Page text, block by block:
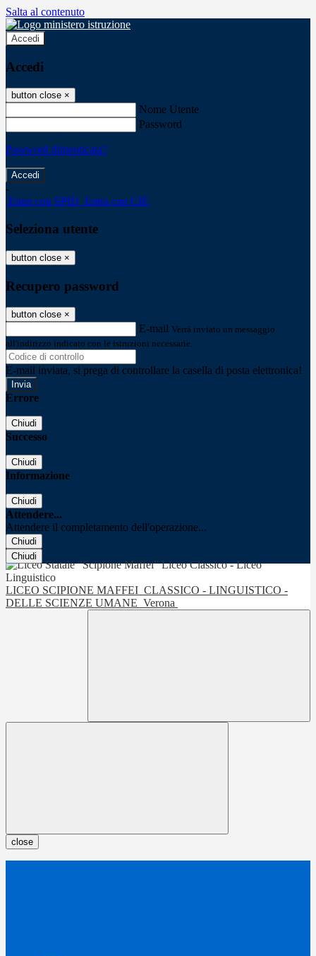
Salta al contenuto
Accedi
Accedi
button close ×
Nome Utente
Password
Password dimenticata?
-
Entra con SPID Entra con CIE
Seleziona utente
button close ×
Recupero password
button close ×
E-mail Verrà inviato un messaggio
all'indirizzo indicato con le istruzioni necessarie.
E-mail inviata, si prega di controllare la casella di posta elettronica!
Errore
Chiudi
Successo
Chiudi
Informazione
Chiudi
Attendere...
Attendere il completamento dell'operazione...
Chiudi
Chiudi
LICEO SCIPIONE MAFFEI CLASSICO - LINGUISTICO -
DELLE SCIENZE UMANE Verona
close